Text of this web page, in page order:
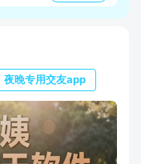
夜晚专用交友app